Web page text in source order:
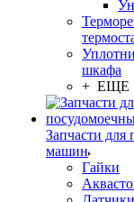
шкафа
+ ЕЩЕ
Запчасти для
машин
Гайки